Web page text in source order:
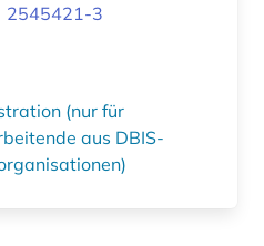
2545421-3
(nur für
aus DBIS-